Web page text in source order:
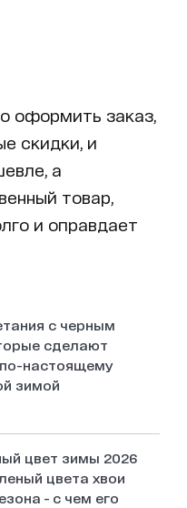
оформить заказ,
скидки, и
а
товар,
и оправдает
с черным
сделают
настоящему
зимой
цвет зимы 2026
цвета хвои
- с чем его